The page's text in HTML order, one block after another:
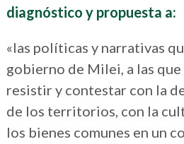
diagnóstico y propuesta a:
«las políticas y narrativas
gobierno de Milei, a las
resistir y contestar con la
de los territorios, con la
los bienes comunes en un